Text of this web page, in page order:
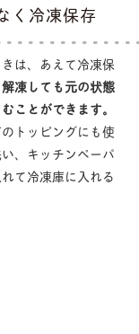
く冷凍保存
は、あえて冷凍保
凍しても元の状態
ことができます。
トッピングにも使
、キッチンペーパ
て冷凍庫に入れる